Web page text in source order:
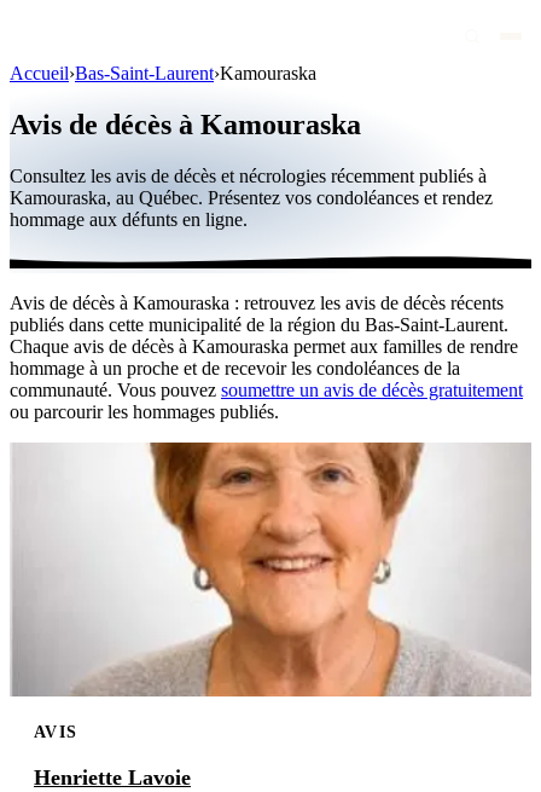
Personnalités publiques
Québec
Canada
International
Par région
Par ville
Maisons funéraires
Publier un avis
Accueil›Bas-Saint-Laurent›Kamouraska
Avis de décès à Kamouraska
Consultez les avis de décès et nécrologies récemment publiés à
Kamouraska, au Québec. Présentez vos condoléances et rendez
hommage aux défunts en ligne.
Avis de décès à Kamouraska : retrouvez les avis de décès récents
publiés dans cette municipalité de la région du Bas-Saint-Laurent.
Chaque avis de décès à Kamouraska permet aux familles de rendre
hommage à un proche et de recevoir les condoléances de la
communauté. Vous pouvez soumettre un avis de décès gratuitement
ou parcourir les hommages publiés.
AVIS
Henriette Lavoie